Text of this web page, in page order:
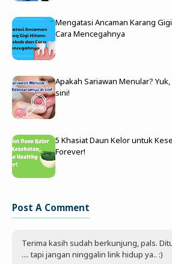
Mengatasi Ancaman Karang
Cara Mencegahnya
Apakah Sariawan Menular?
sini!
5 Khasiat Daun Kelor untuk
Forever!
Post A Comment
Terima kasih sudah berkunjung, pals.
.... tapi jangan ninggalin link hidup ya.. :)